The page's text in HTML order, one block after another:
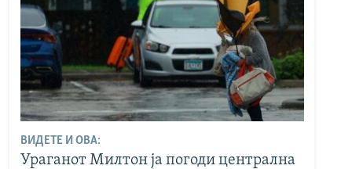
ВИДЕТЕ И ОВА:
Ураганот Милтон ја погоди централна